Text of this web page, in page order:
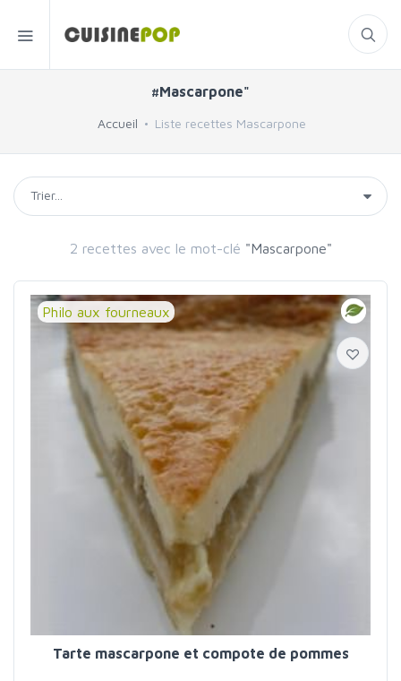
#Mascarpone"
Accueil Liste recettes Mascarpone
2 recettes avec le mot-clé "Mascarpone"
Philo aux fourneaux
Tarte mascarpone et compote de pommes